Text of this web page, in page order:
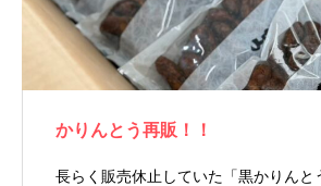
かりんとう再販！！
長らく販売休止していた「黒かりんと